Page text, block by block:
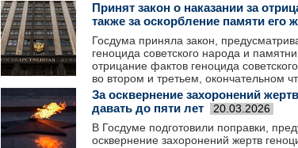
Принят закон о наказании за
также за оскорбление памяти его
Госдума приняла закон,
геноцида советского народа и
отрицание фактов геноцида
во втором и третьем, окончательном
За осквернение захоронений
давать до пяти лет
20.03.2026
В Госдуме подготовили поправки,
осквернение захоронений жертв